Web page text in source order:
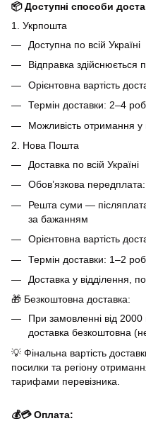
📦 Доступні способи
1. Укрпошта
Доступна по всій Україні
Відправка здійснюється
Орієнтовна вартість
Термін доставки: 2–4
Можливість отримання у
2. Нова Пошта
Доставка по всій Україні
Обов’язкова
Решта суми —
за бажанням
Орієнтовна вартість
Термін доставки: 1–2
Доставка у відділення,
🎁 Безкоштовна доставка:
При замовленні від
доставка безкоштовна
💡 Фінальна вартість
посилки та регіону
тарифами перевізника.
💰💳 Оплата: